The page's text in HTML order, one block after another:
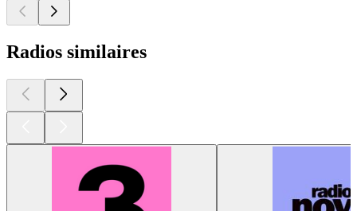
Radios similaires